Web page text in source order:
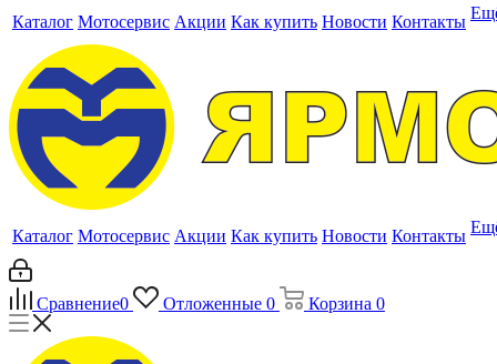
Каталог Мотосервис Акции Как купить Новости Контакты
Каталог Мотосервис Акции Как купить Новости Контакты
Сравнение0 Отложенные 0 Корзина 0